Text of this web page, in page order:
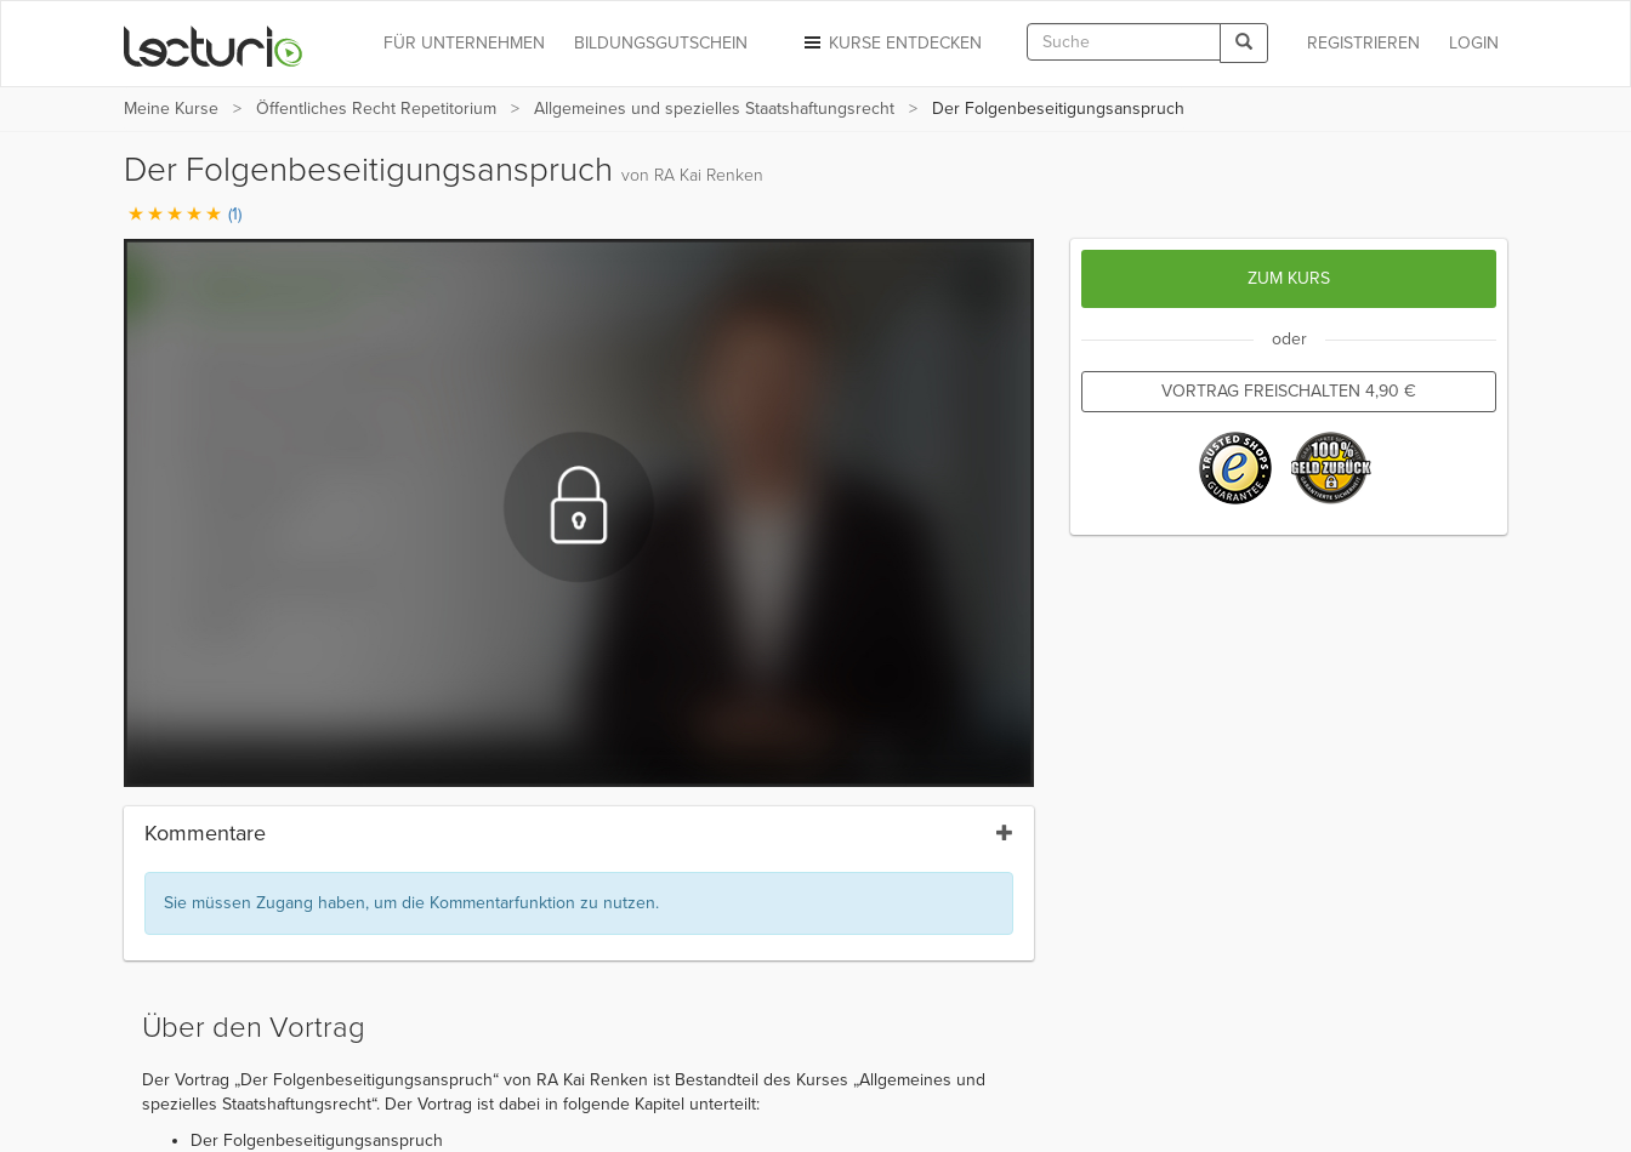
LOGIN
REGISTRIEREN
KURSE ENTDECKEN
FÜR UNTERNEHMEN BILDUNGSGUTSCHEIN
Meine Kurse Öffentliches Recht Repetitorium Allgemeines und spezielles Staatshaftungsrecht Der Folgenbeseitigungsanspruch
Der Folgenbeseitigungsanspruch von RA Kai Renken
(1)
Kommentare
Sie müssen Zugang haben, um die Kommentarfunktion zu nutzen.
Über den Vortrag
Der Vortrag „Der Folgenbeseitigungsanspruch“ von RA Kai Renken ist Bestandteil des Kurses „Allgemeines und
spezielles Staatshaftungsrecht“. Der Vortrag ist dabei in folgende Kapitel unterteilt:
Der Folgenbeseitigungsanspruch
ZUM KURS
oder
VORTRAG FREISCHALTEN 4,90 €